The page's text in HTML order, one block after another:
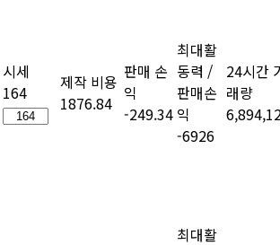
시세
164
제작 비용
1876.84
판매 손
익
-249.34
최대활
동력 /
판매손
익
-6926
24시간
래량
최대활